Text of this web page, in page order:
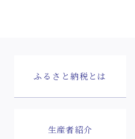
ふるさと納税とは
生産者紹介